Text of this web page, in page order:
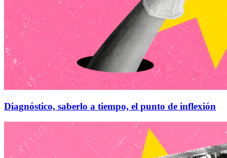
Diagnóstico, saberlo a tiempo, el punto de inflexión